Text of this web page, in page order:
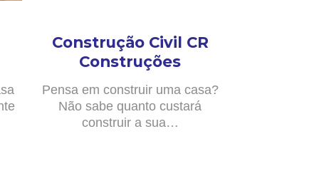
Construção Civil CR
Construções
Pensa em construir uma casa?
Não sabe quanto custará
construir a sua…